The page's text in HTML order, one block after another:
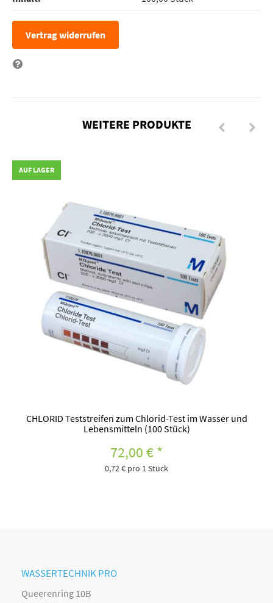
Vertrag widerrufen
WEITERE PRODUKTE
AUF LAGER
CHLORID Teststreifen zum Chlorid-Test im Wasser und
Lebensmitteln (100 Stück)
72,00 €*
0,72 € pro 1 Stück
WASSERTECHNIK PRO
Queerenring 10B